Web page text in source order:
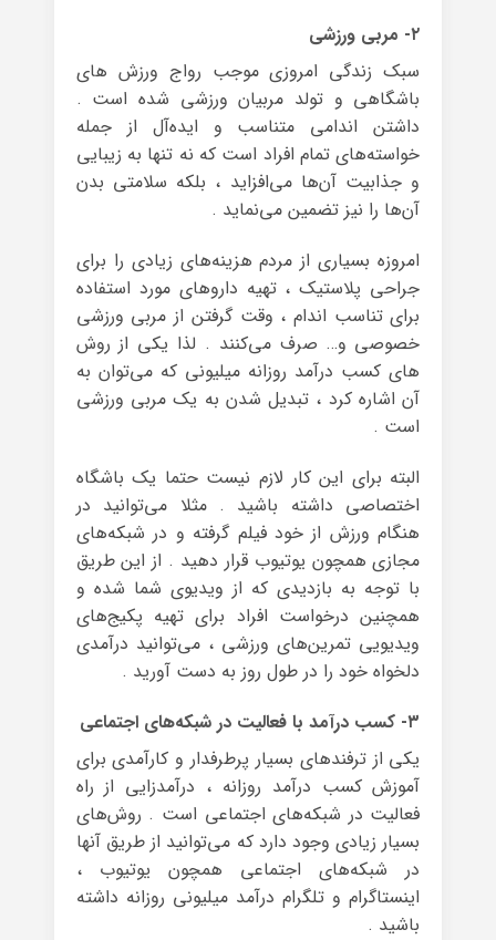
۲- مربی ورزشی
سبک زندگی امروزی موجب رواج ورزش های
باشگاهی و تولد مربیان ورزشی شده است .
داشتن اندامی متناسب و ایده‌آل از جمله
خواسته‌های تمام افراد است که نه تنها به زیبایی
و جذابیت آن‌ها می‌افزاید ، بلکه سلامتی بدن
آن‌ها را نیز تضمین می‌نماید .
امروزه بسیاری از مردم هزینه‌های زیادی را برای
جراحی‌ پلاستیک ، تهیه‌ داروهای مورد استفاده
برای تناسب اندام ، وقت گرفتن از مربی ورزشی
خصوصی و… صرف می‌کنند . لذا یکی از روش
های کسب درآمد روزانه میلیونی که می‌توان به
آن اشاره کرد ، تبدیل شدن به یک مربی ورزشی
است .
البته برای این کار لازم نیست حتما یک باشگاه
اختصاصی داشته باشید . مثلا می‌توانید در
هنگام ورزش از خود فیلم گرفته و در شبکه‌های
مجازی همچون یوتیوب قرار دهید . از این طریق
با توجه به بازدیدی که از ویدیوی شما شده و
همچنین درخواست افراد برای تهیه‌ پکیج‌های
ویدیویی تمرین‌های ورزشی ، می‌توانید درآمدی
دلخواه خود را در طول روز به دست آورید .
۳- کسب درآمد با فعالیت در شبکه‌های اجتماعی
یکی از ترفندهای بسیار پرطرفدار و کارآمدی برای
آموزش کسب درآمد روزانه ، درآمدزایی از راه
فعالیت در شبکه‌های اجتماعی است . روش‌های
بسیار زیادی وجود دارد که می‌توانید از طریق آنها
در شبکه‌های اجتماعی همچون یوتیوب ،
اینستاگرام و تلگرام درآمد میلیونی روزانه داشته
باشید .